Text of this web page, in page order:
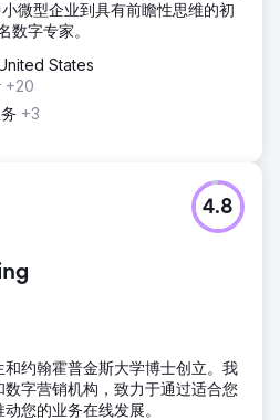
改进内部流程并优化资源。实施
优化内容并修复技术问题。SEM
用社交媒体和电子邮件营销的再
客户收入在 3 年内飙升了
SEM 投资回报率为 300%。降低
利能力使我们的客户成为行业领导
销公司页面
微型企业到具有前瞻性思维的初
数字专家。
States
+20
+3
4.8
约翰霍普金斯大学博士创立。我
字营销机构，致力于通过适合您
您的业务在线发展。